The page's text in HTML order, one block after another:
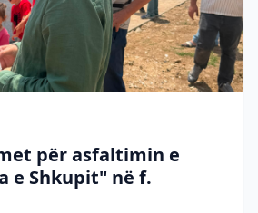
për asfaltimin e
e Shkupit" në f.